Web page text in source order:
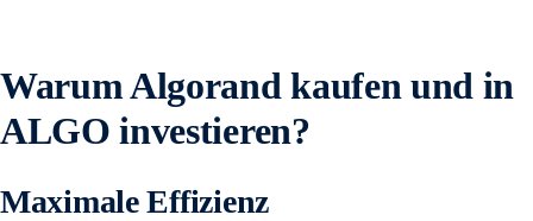
Warum Algorand kaufen und in
ALGO investieren?
Maximale Effizienz